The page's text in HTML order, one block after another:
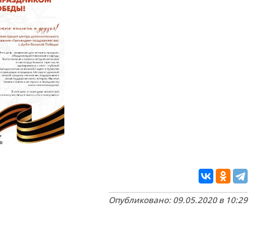
Опубликовано: 09.05.2020 в 10:29